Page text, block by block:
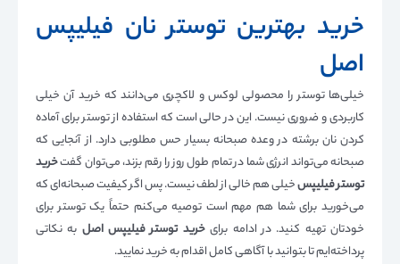
خرید بهترین توستر نان فیلیپس
اصل
خیلی‌ها توستر را محصولی لوکس و لاکچری می‌دانند که خرید آن خیلی
کاربردی و ضروری نیست. این در حالی است که استفاده از توستر برای آماده
کردن نان برشته در وعده صبحانه بسیار حس مطلوبی دارد. از آنجایی که
صبحانه می‌تواند انرژی شما در تمام طول روز را رقم بزند، می‌توان گفتخرید
توستر فیلیپسخیلی هم خالی از لطف نیست. پس اگر کیفیت صبحانه‌ای که
می‌خورید برای شما هم مهم است توصیه می‌کنم حتماً یک توستر برای
خودتان تهیه کنید. در ادامه برایخرید توستر فیلیپس اصل به نکاتی
پرداخته‌ایم تا بتوانید با آگاهی کامل اقدام به خرید نمایید.